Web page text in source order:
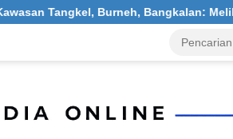
Burneh, Bangkalan: Melibatkan 1